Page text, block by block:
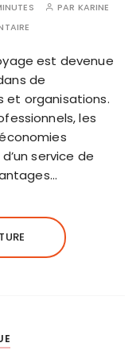
PAR KARINE
est devenue
de
et organisations.
les
service de